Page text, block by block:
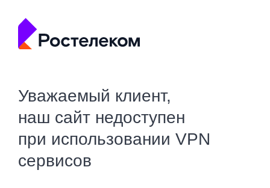
Уважаемый клиент,
наш сайт недоступен
при использовании VPN
сервисов